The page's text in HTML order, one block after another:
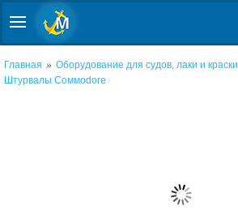
Главная » Оборудование для судов, лаки и краски
Штурвалы Coммodore